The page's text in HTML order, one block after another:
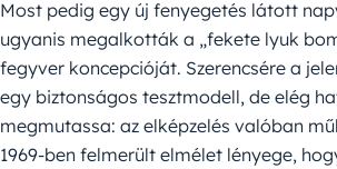
Most pedig egy új fenyegetés látott
ugyanis megalkották a „fekete lyuk
fegyver koncepcióját. Szerencsére a
egy biztonságos tesztmodell, de elég
megmutassa: az elképzelés valóban
1969-ben felmerült elmélet lényege,